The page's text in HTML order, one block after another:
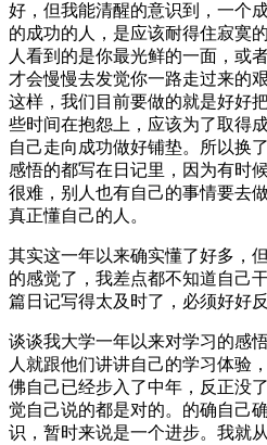
好，但我能清醒的意识到，一个
的成功的人，是应该耐得住寂寞
人看到的是你最光鲜的一面，或
才会慢慢去发觉你一路走过来的
这样，我们目前要做的就是好好
些时间在抱怨上，应该为了取得
自己走向成功做好铺垫。所以换
感悟的都写在日记里，因为有时
很难，别人也有自己的事情要去
真正懂自己的人。
其实这一年以来确实懂了好多，
的感觉了，我差点都不知道自己
篇日记写得太及时了，必须好好反
谈谈我大学一年以来对学习的感
人就跟他们讲讲自己的学习体验
佛自己已经步入了中年，反正没
觉自己说的都是对的。的确自己
识，暂时来说是一个进步。我就